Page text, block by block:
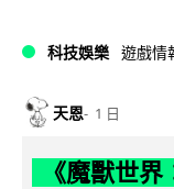
科技娛樂 遊戲情
天恩 1 日
《魔獸世